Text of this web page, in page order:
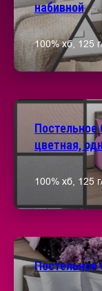
набивной
100% хб, 125
Постельное
цветная,
100% хб, 125
Постельное